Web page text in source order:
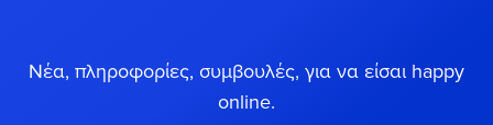
Νέα, πληροφορίες, συμβουλές, για να είσαι happy
online.